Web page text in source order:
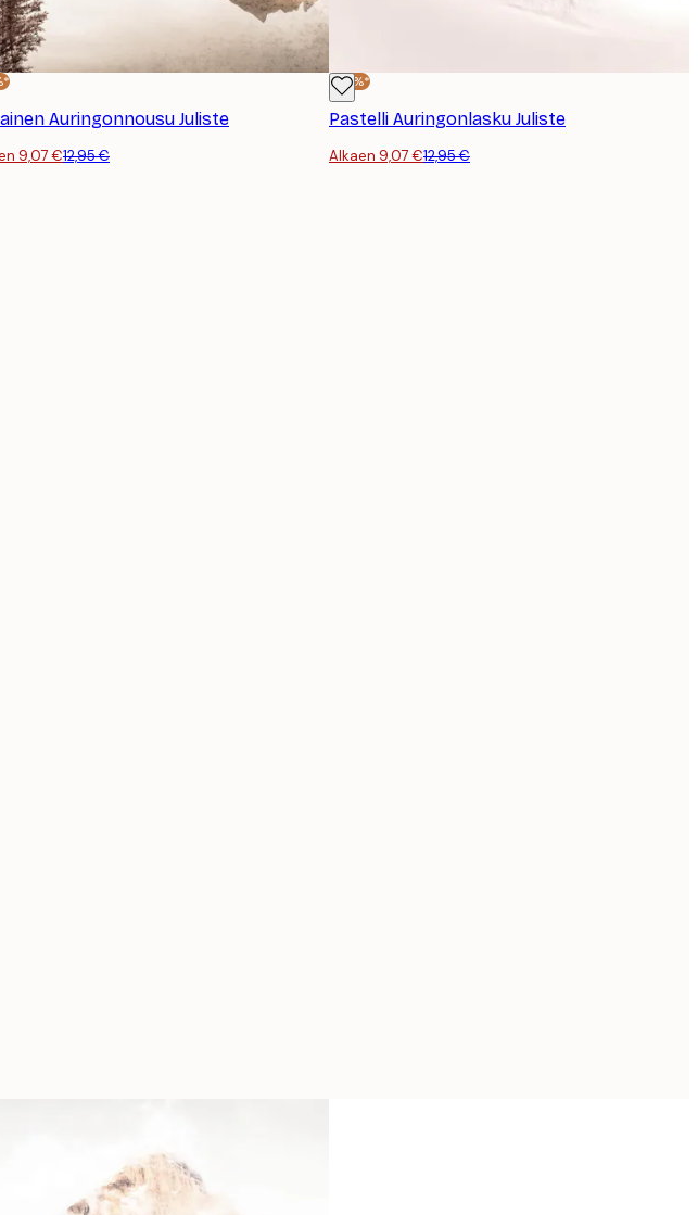
Auringonnousu Juliste
9,07 €12,95 €
-30%*
Pastelli Auringonlasku Juliste
Alkaen 9,07 €12,95 €